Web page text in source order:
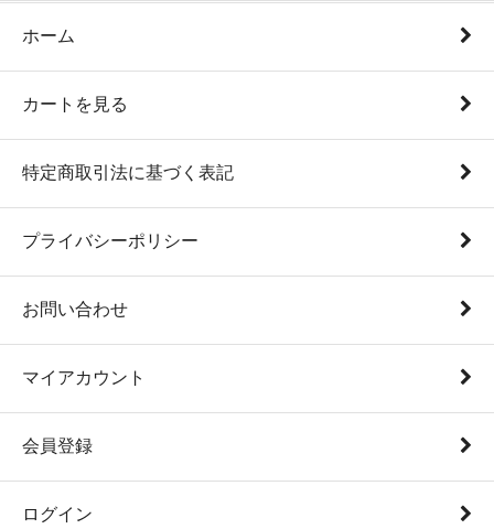
ホーム
カートを見る
特定商取引法に基づく表記
プライバシーポリシー
お問い合わせ
マイアカウント
会員登録
ログイン